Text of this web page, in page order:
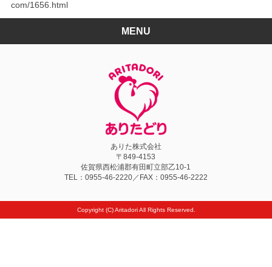
com/1656.html
MENU
ありた株式会社
〒849-4153
佐賀県西松浦郡有田町立部乙10-1
TEL： 0955-46-2220／FAX：0955-46-2222
Copyright (C) Aritadori All Rights Reserved.